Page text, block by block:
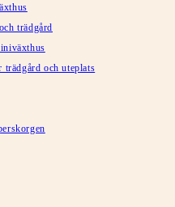
trädgård
och uteplats